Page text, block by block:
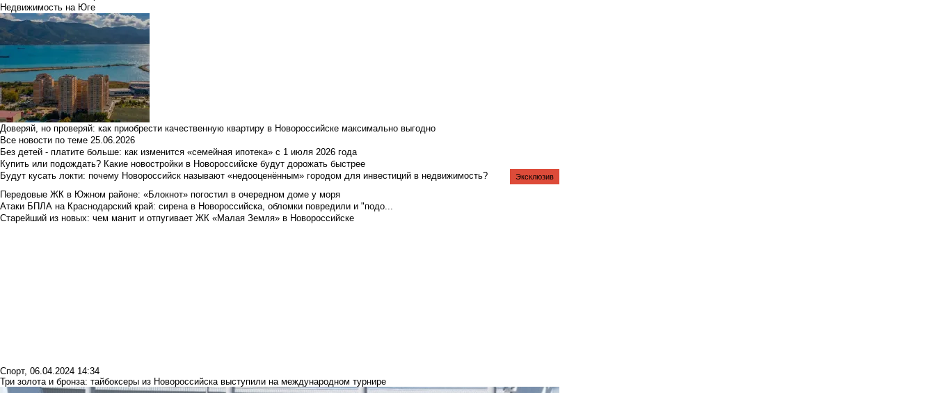
Недвижимость на Юге
Доверяй, но проверяй: как приобрести качественную квартиру в Новороссийске максимально выгодно
Все новости по теме 25.06.2026
Без детей - платите больше: как изменится «семейная ипотека» с 1 июля 2026 года
Купить или подождать? Какие новостройки в Новороссийске будут дорожать быстрее
Будут кусать локти: почему Новороссийск называют «недооценённым» городом для инвестиций в недвижимость?
Передовые ЖК в Южном районе: «Блокнот» погостил в очередном доме у моря
Атаки БПЛА на Краснодарский край: сирена в Новороссийска, обломки повредили и "подо...
Старейший из новых: чем манит и отпугивает ЖК «Малая Земля» в Новороссийске
Эксклюзив
Спорт, 06.04.2024 14:34
Три золота и бронза: тайбоксеры из Новороссийска выступили на международном турнире